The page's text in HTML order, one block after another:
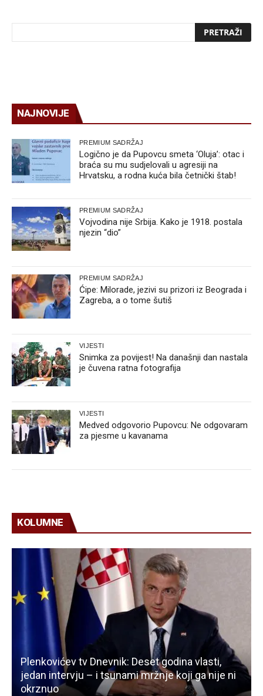
NAJNOVIJE
PREMIUM SADRŽAJ
Logično je da Pupovcu smeta ‘Oluja’: otac i
braća su mu sudjelovali u agresiji na
Hrvatsku, a rodna kuća bila četnički štab!
PREMIUM SADRŽAJ
Vojvodina nije Srbija. Kako je 1918. postala
njezin “dio”
PREMIUM SADRŽAJ
Ćipe: Milorade, jezivi su prizori iz Beograda i
Zagreba, a o tome šutiš
VIJESTI
Snimka za povijest! Na današnji dan nastala
je čuvena ratna fotografija
VIJESTI
Medved odgovorio Pupovcu: Ne odgovaram
za pjesme u kavanama
KOLUMNE
Plenkovićev tv Dnevnik: Deset godina vlasti,
jedan intervju – i tsunami mržnje koji ga nije ni
okrznuo